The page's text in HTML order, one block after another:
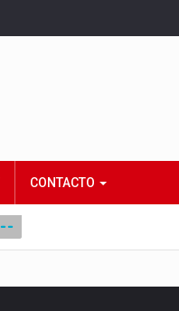
CONTACTO